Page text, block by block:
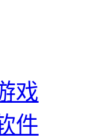
戏
件